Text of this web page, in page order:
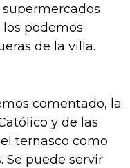
podemos
de la villa.
comentado, la
y de las
ternasco como
Se puede servir